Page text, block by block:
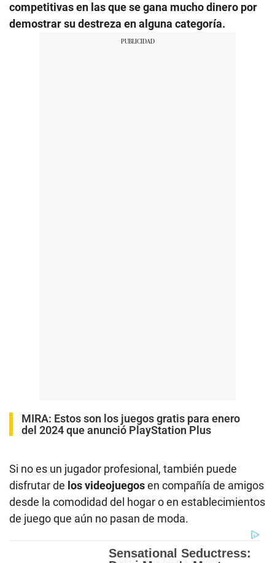
competitivas en las que se gana mucho dinero por
demostrar su destreza en alguna categoría.
MIRA: Estos son los juegos gratis para enero
del 2024 que anunció PlayStation Plus
Si no es un jugador profesional, también puede
disfrutar de los videojuegosen compañía de amigos
desde la comodidad del hogar o en establecimientos
de juego que aún no pasan de moda.